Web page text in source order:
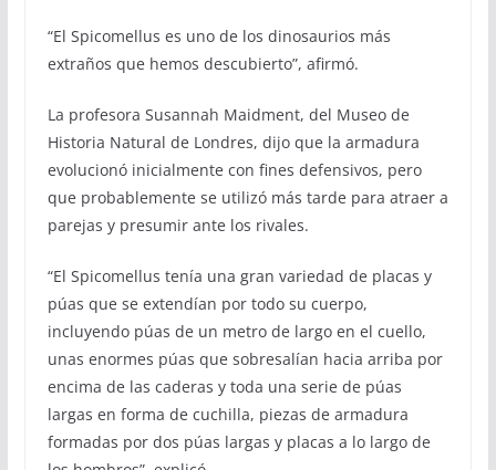
“El Spicomellus es uno de los dinosaurios más
extraños que hemos descubierto”, afirmó.
La profesora Susannah Maidment, del Museo de
Historia Natural de Londres, dijo que la armadura
evolucionó inicialmente con fines defensivos, pero
que probablemente se utilizó más tarde para atraer a
parejas y presumir ante los rivales.
“El Spicomellus tenía una gran variedad de placas y
púas que se extendían por todo su cuerpo,
incluyendo púas de un metro de largo en el cuello,
unas enormes púas que sobresalían hacia arriba por
encima de las caderas y toda una serie de púas
largas en forma de cuchilla, piezas de armadura
formadas por dos púas largas y placas a lo largo de